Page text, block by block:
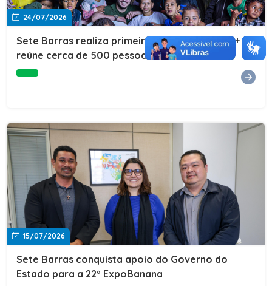
24/07/2026
Sete Barras realiza primeira edição do Cuidar+ e
reúne cerca de 500 pessoas na Vila São João
15/07/2026
Sete Barras conquista apoio do Governo do
Estado para a 22ª ExpoBanana